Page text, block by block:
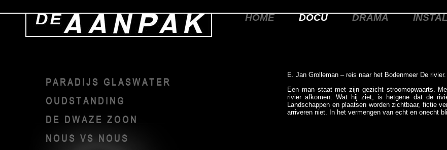
HOME DOCU DRAMA
PARADIJS GLASWATER
OUDSTANDING
DE DWAZE ZOON
NOUS VS NOUS
E. Jan Grolleman – reis naar het Bodenmeer De rivier.
Een man staat met zijn gezicht stroomopwaarts.
rivier afkomen. Wat hij ziet, is hetgene dat de
Landschappen en plaatsen worden zichtbaar, fictie
arriveren niet. In het vermengen van echt en onecht